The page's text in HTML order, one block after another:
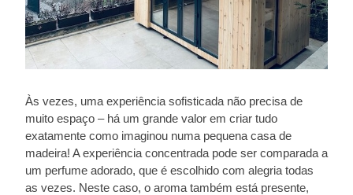
Às vezes, uma experiência sofisticada não precisa de
muito espaço – há um grande valor em criar tudo
exatamente como imaginou numa pequena casa de
madeira! A experiência concentrada pode ser comparada a
um perfume adorado, que é escolhido com alegria todas
as vezes. Neste caso, o aroma também está presente,